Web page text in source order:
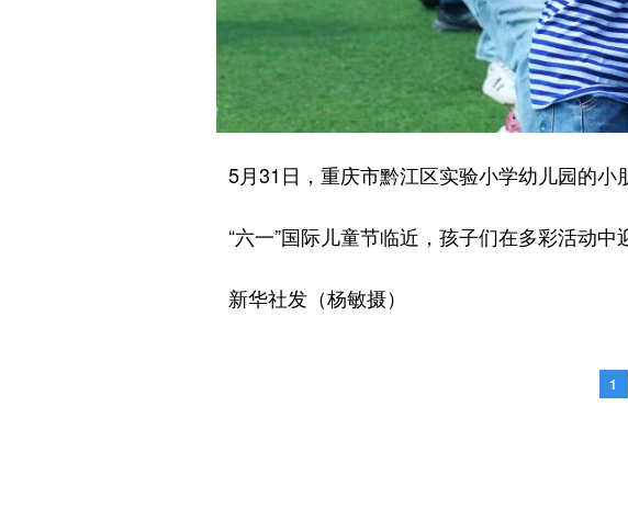
5月31日，重庆市黔江区实验小学幼儿园的小
“六一”国际儿童节临近，孩子们在多彩活动中
新华社发（杨敏摄）
1